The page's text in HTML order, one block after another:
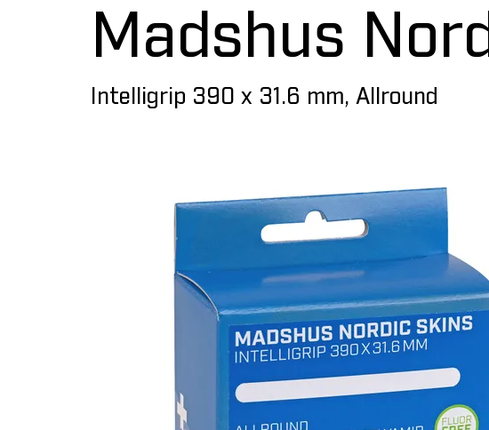
Madshus
Intelligrip 390 x 31.6 mm, Allround